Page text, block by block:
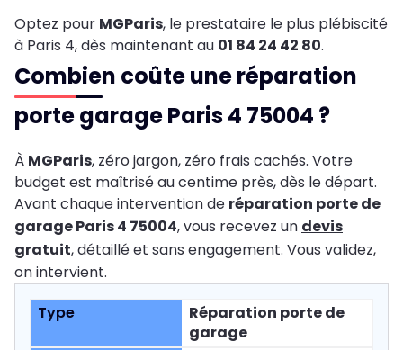
Optez pour MGParis, le prestataire le plus plébiscité
à Paris 4, dès maintenant au 01 84 24 42 80.
Combien coûte une réparation
porte garage Paris 4 75004 ?
À MGParis, zéro jargon, zéro frais cachés. Votre
budget est maîtrisé au centime près, dès le départ.
Avant chaque intervention de réparation porte de
garage Paris 4 75004, vous recevez un devis
gratuit, détaillé et sans engagement. Vous validez,
on intervient.
Réparation porte de
garage